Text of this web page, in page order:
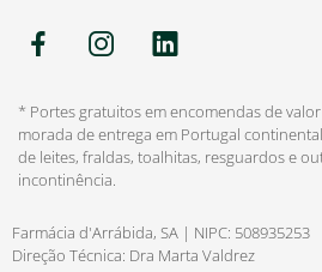
* Portes gratuitos em encomendas de
morada de entrega em Portugal
de leites, fraldas, toalhitas, resguardos e
incontinência.
Farmácia d'Arrábida, SA | NIPC: 508935253
Direção Técnica: Dra Marta Valdrez